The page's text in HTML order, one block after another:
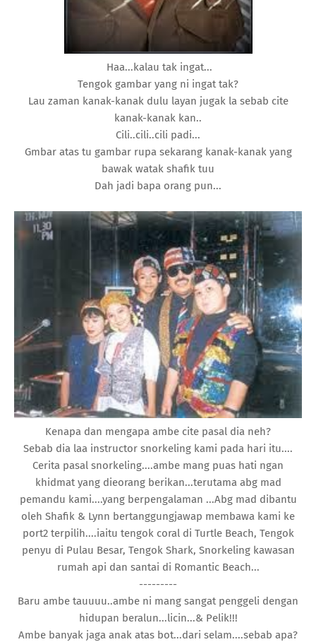
Haa...kalau tak ingat...
Tengok gambar yang ni ingat tak?
Lau zaman kanak-kanak dulu layan jugak la sebab cite
kanak-kanak kan..
Cili..cili..cili padi...
Gmbar atas tu gambar rupa sekarang kanak-kanak yang
bawak watak shafik tuu
Dah jadi bapa orang pun...
Kenapa dan mengapa ambe cite pasal dia neh?
Sebab dia laa instructor snorkeling kami pada hari itu....
Cerita pasal snorkeling....ambe mang puas hati ngan
khidmat yang dieorang berikan...terutama abg mad
pemandu kami....yang berpengalaman ...Abg mad dibantu
oleh Shafik & Lynn bertanggungjawap membawa kami ke
port2 terpilih....iaitu tengok coral di Turtle Beach, Tengok
penyu di Pulau Besar, Tengok Shark, Snorkeling kawasan
rumah api dan santai di Romantic Beach...
---------
Baru ambe tauuuu..ambe ni mang sangat penggeli dengan
hidupan beralun...licin...& Pelik!!!
Ambe banyak jaga anak atas bot...dari selam....sebab apa?